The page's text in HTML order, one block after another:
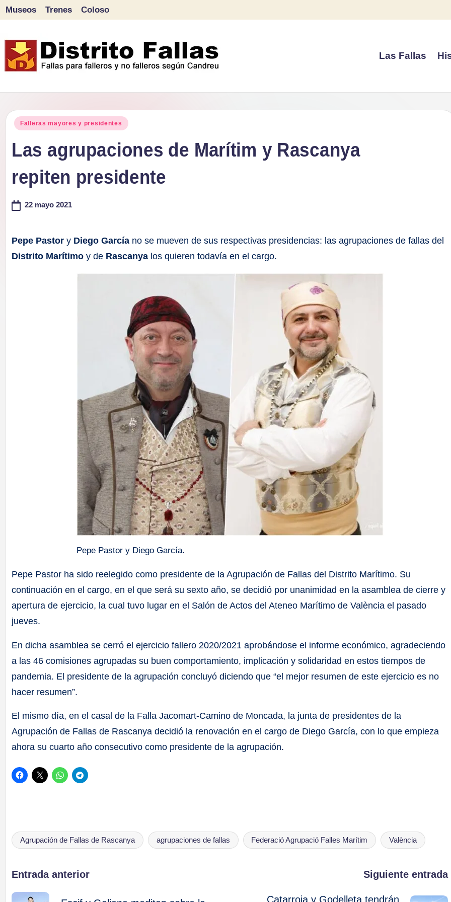
contenido
Museos Trenes Coloso
Las Fallas
Publicado
Falleras mayores y presidentes
Las agrupaciones de Marítim y Rascanya
repiten presidente
22 mayo 2021
Pepe Pastor y Diego García no se mueven de sus respectivas presidencias: las agrupaciones de fallas del
Distrito Marítimo y de Rascanya los quieren todavía en el cargo.
Pepe Pastor y Diego García.
Pepe Pastor ha sido reelegido como presidente de la Agrupación de Fallas del Distrito Marítimo. Su
continuación en el cargo, en el que será su sexto año, se decidió por unanimidad en la asamblea de cierre y
apertura de ejercicio, la cual tuvo lugar en el Salón de Actos del Ateneo Marítimo de València el pasado
jueves.
En dicha asamblea se cerró el ejercicio fallero 2020/2021 aprobándose el informe económico, agradeciendo
a las 46 comisiones agrupadas su buen comportamiento, implicación y solidaridad en estos tiempos de
pandemia. El presidente de la agrupación concluyó diciendo que “el mejor resumen de este ejercicio es no
hacer resumen”.
El mismo día, en el casal de la Falla Jacomart-Camino de Moncada, la junta de presidentes de la
Agrupación de Fallas de Rascanya decidió la renovación en el cargo de Diego García, con lo que empieza
ahora su cuarto año consecutivo como presidente de la agrupación.
Etiquetas:
Agrupación de Fallas de Rascanya agrupaciones de fallas Federació Agrupació Falles Marítim València
Navegación
Entrada anterior Siguiente entrada
Catarroja y Godelleta tendrán